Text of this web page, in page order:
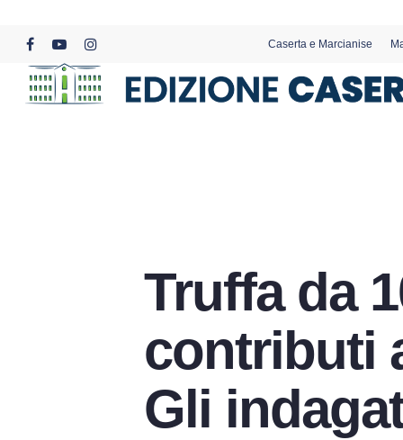
content
facebookyoutubeinstagram
Caserta e Marcianise
Truffa da
contributi
Gli